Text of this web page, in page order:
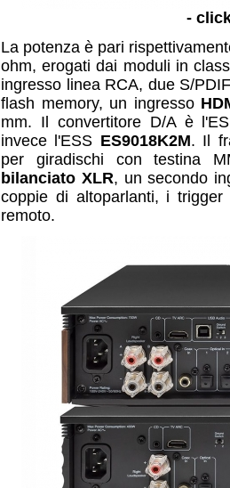
-
La potenza è pari
ohm, erogati dai moduli in
ingresso linea RCA, due S/
flash memory, un ingresso
mm. Il convertitore D/A è
invece l'ESS ES9018K2M. Il
per giradischi con testina
bilanciato XLR, un secondo
coppie di altoparlanti, i
remoto.